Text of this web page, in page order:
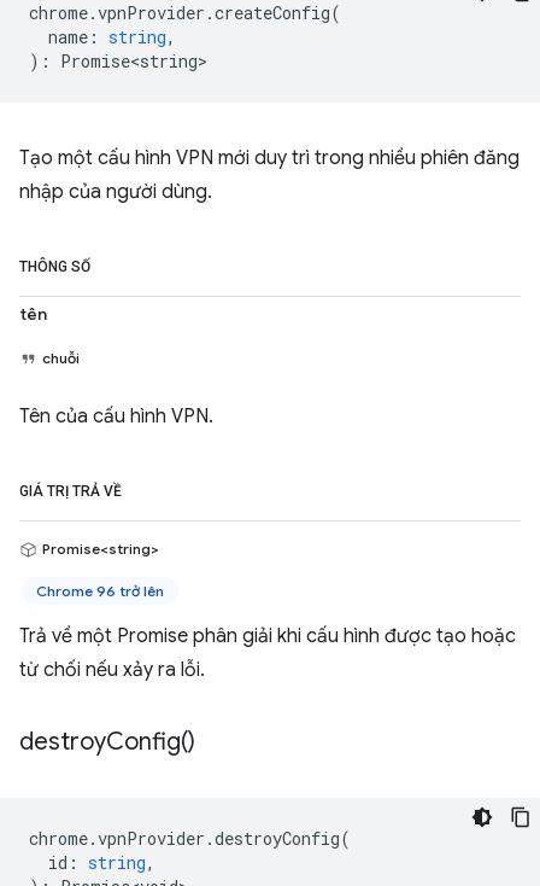
chrome.vpnProvider .createConfig(
name : string,
) : Promise<string>
Tạo một cấu hình VPN mới duy trì trong nhiều phiên đăng
nhập của người dùng.
THÔNG SỐ
tên
chuỗi
Tên của cấu hình VPN.
GIÁ TRỊ TRẢ VỀ
Promise<string>
Chrome 96 trở lên
Trả về một Promise phân giải khi cấu hình được tạo hoặc
từ chối nếu xảy ra lỗi.
destroyConfig()
chrome.vpnProvider .destroyConfig(
id : string,